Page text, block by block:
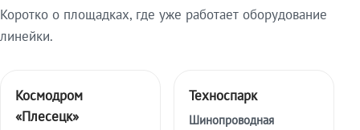
Коротко о площадках, где уже работает оборудование
линейки.
Космодром
«Плесецк»
Техноспарк
Шинопроводная